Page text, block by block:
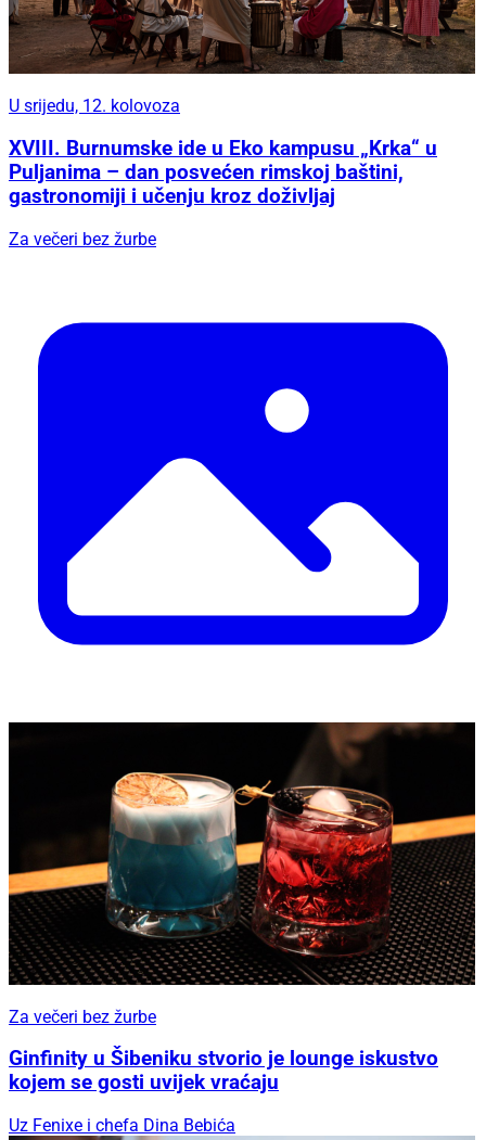
U srijedu, 12. kolovoza
XVIII. Burnumske ide u Eko kampusu „Krka“ u
Puljanima – dan posvećen rimskoj baštini,
gastronomiji i učenju kroz doživljaj
Za večeri bez žurbe
Za večeri bez žurbe
Ginfinity u Šibeniku stvorio je lounge iskustvo
kojem se gosti uvijek vraćaju
Uz Fenixe i chefa Dina Bebića